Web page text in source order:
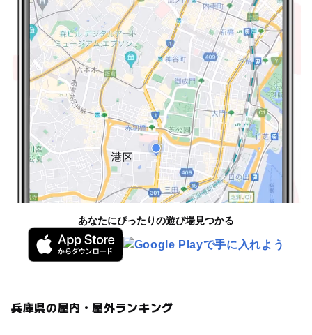
あなたにぴったりの遊び場見つかる
兵庫県の屋内・屋外ランキング